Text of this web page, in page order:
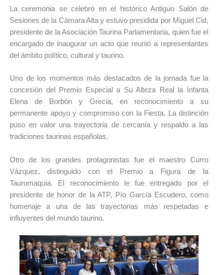
La ceremonia se celebró en el histórico Antiguo Salón de
Sesiones de la Cámara Alta y estuvo presidida por Miguel Cid,
presidente de la Asociación Taurina Parlamentaria, quien fue el
encargado de inaugurar un acto que reunió a representantes
del ámbito político, cultural y taurino.
Uno de los momentos más destacados de la jornada fue la
concesión del Premio Especial a Su Alteza Real la Infanta
Elena de Borbón y Grecia, en reconocimiento a su
permanente apoyo y compromiso con la Fiesta. La distinción
puso en valor una trayectoria de cercanía y respaldo a las
tradiciones taurinas españolas.
Otro de los grandes protagonistas fue el maestro Curro
Vázquez, distinguido con el Premio a Figura de la
Tauromaquia. El reconocimiento le fue entregado por el
presidente de honor de la ATP, Pío García Escudero, como
homenaje a una de las trayectorias más respetadas e
influyentes del mundo taurino.